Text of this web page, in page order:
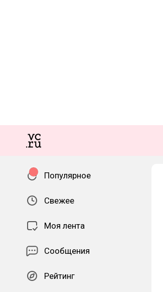
Популярное
Свежее
Моя лента
Сообщения
Рейтинг